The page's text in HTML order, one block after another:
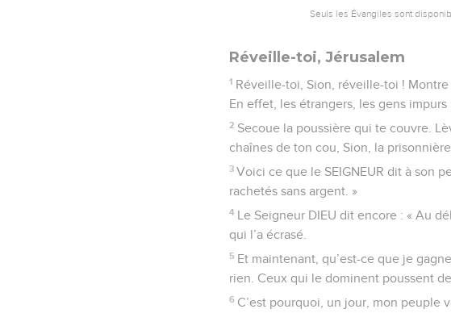
Seuls les Évangiles sont
Réveille-toi, Jérusalem
1 Réveille-toi, Sion, réveille-toi !
En effet, les étrangers, les gens
2 Secoue la poussière qui te couvre.
chaînes de ton cou, Sion, la
3 Voici ce que le SEIGNEUR dit à son
rachetés sans argent. »
4 Le Seigneur DIEU dit encore : « Au
qui l’a écrasé.
5 Et maintenant, qu’est-ce que je
rien. Ceux qui le dominent poussent
6 C’est pourquoi, un jour, mon peuple